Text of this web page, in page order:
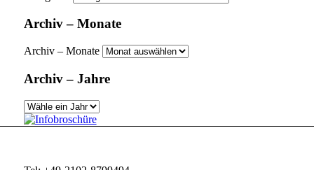
Archiv – Monate
Archiv – Monate
Archiv – Jahre